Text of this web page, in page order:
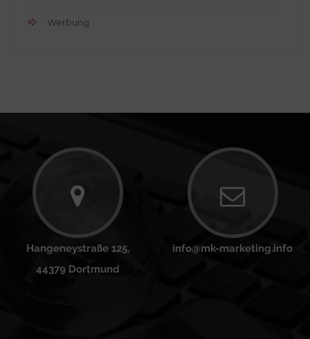
Werbung
Hangeneystraße 125,
44379 Dortmund
info@mk-marketing.info